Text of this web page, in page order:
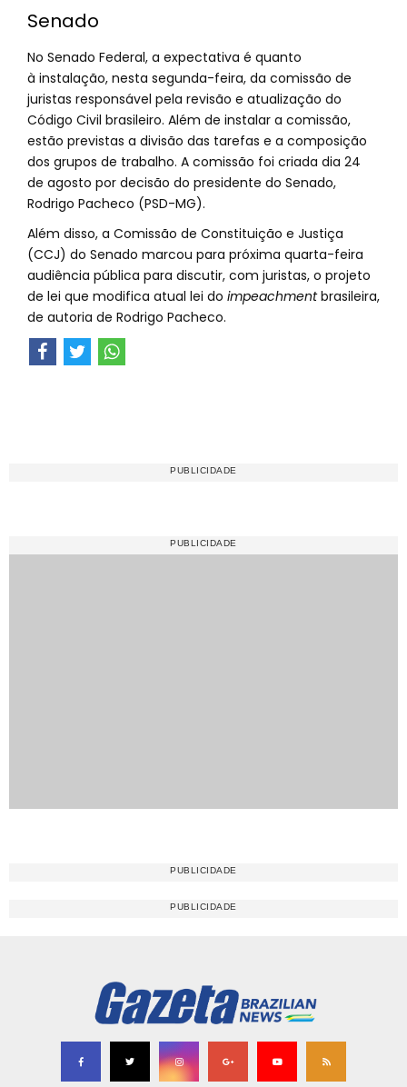
Senado
No Senado Federal, a expectativa é quanto
à instalação, nesta segunda-feira, da comissão de
juristas responsável pela revisão e atualização do
Código Civil brasileiro. Além de instalar a comissão,
estão previstas a divisão das tarefas e a composição
dos grupos de trabalho. A comissão foi criada dia 24
de agosto por decisão do presidente do Senado,
Rodrigo Pacheco (PSD-MG).
Além disso, a Comissão de Constituição e Justiça
(CCJ) do Senado marcou para próxima quarta-feira
audiência pública para discutir, com juristas, o projeto
de lei que modifica atual lei do impeachmentbrasileira,
de autoria de Rodrigo Pacheco.